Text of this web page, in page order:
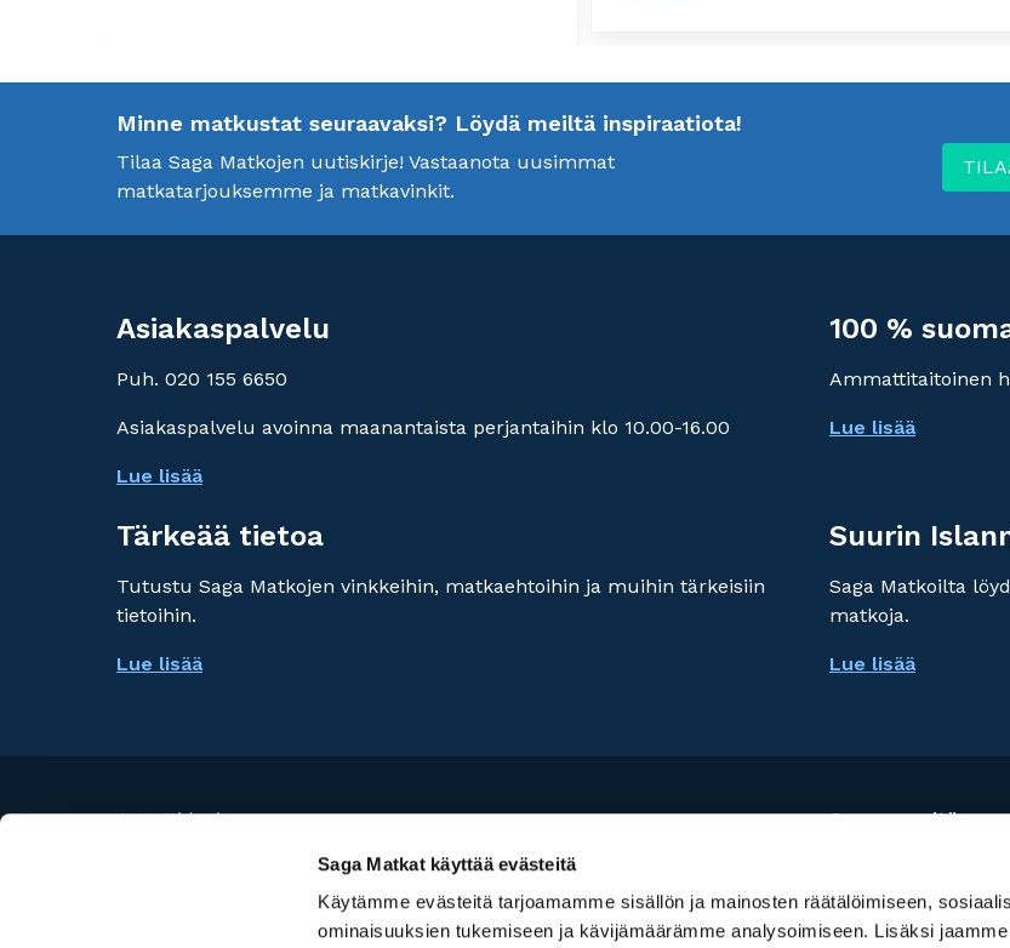
Saga Matkat käyttää evästeitä
Käytämme evästeitä tarjoamamme sisällön ja mainosten räätälöimiseen,
ominaisuuksien tukemiseen ja kävijämäärämme analysoimiseen. Lisäksi
Minne matkustat seuraavaksi? Löydä meiltä inspiraatiota!
Tilaa Saga Matkojen uutiskirje! Vastaanota uusimmat
matkatarjouksemme ja matkavinkit.
Asiakaspalvelu
Puh. 020 155 6650
Asiakaspalvelu avoinna maanantaista perjantaihin klo 10.00-16.00
Lue lisää
100 %
Ammattitaitoinen
Lue lisää
Tärkeää tietoa
Tutustu Saga Matkojen vinkkeihin, matkaehtoihin ja muihin tärkeisiin
tietoihin.
Lue lisää
Suurin
Saga Matkoilta
matkoja.
Lue lisää
Agentti login
Seuraa meitä:
Travel Specialist Group Oy